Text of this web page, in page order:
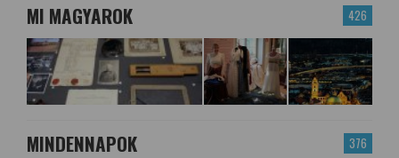
426
MI MAGYAROK
376
MINDENNAPOK